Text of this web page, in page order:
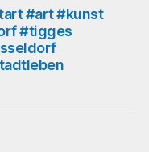
#gaygermany
#gayman
#gayboy
#germangay
#instagay
#art #kunst
#tigges